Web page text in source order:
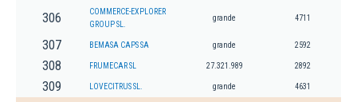
306
COMMERCE-EXPLORER
GROUP SL.
grande 4711
307 BEMASA CAPS SA grande 2592
308 FRUMECAR SL 27.321.989 2892
309 LOVECITRUS SL. grande 4631